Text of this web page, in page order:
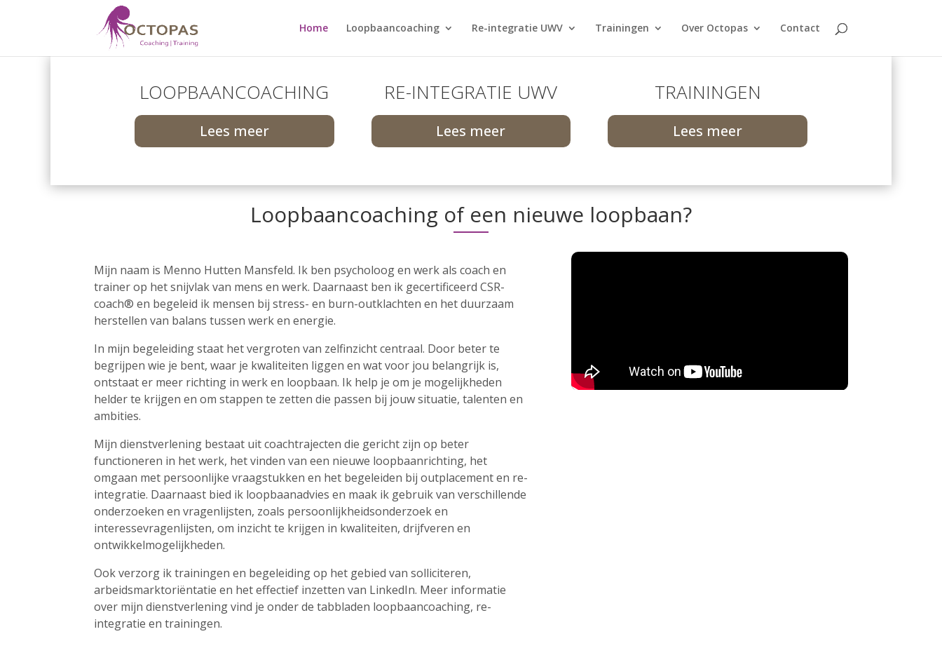
Home Loopbaancoaching Re-integratie UWV Trainingen Over Octopas Contact
LOOPBAANCOACHING RE-INTEGRATIE UWV TRAININGEN
Lees meer Lees meer Lees meer
Loopbaancoaching of een nieuwe loopbaan?
Mijn naam is Menno Hutten Mansfeld. Ik ben psycholoog en werk als coach en
trainer op het snijvlak van mens en werk. Daarnaast ben ik gecertificeerd CSR-
coach® en begeleid ik mensen bij stress- en burn-outklachten en het duurzaam
herstellen van balans tussen werk en energie.
In mijn begeleiding staat het vergroten van zelfinzicht centraal. Door beter te
begrijpen wie je bent, waar je kwaliteiten liggen en wat voor jou belangrijk is,
ontstaat er meer richting in werk en loopbaan. Ik help je om je mogelijkheden
helder te krijgen en om stappen te zetten die passen bij jouw situatie, talenten en
ambities.
Mijn dienstverlening bestaat uit coachtrajecten die gericht zijn op beter
functioneren in het werk, het vinden van een nieuwe loopbaanrichting, het
omgaan met persoonlijke vraagstukken en het begeleiden bij outplacement en re-
integratie. Daarnaast bied ik loopbaanadvies en maak ik gebruik van verschillende
onderzoeken en vragenlijsten, zoals persoonlijkheidsonderzoek en
interessevragenlijsten, om inzicht te krijgen in kwaliteiten, drijfveren en
ontwikkelmogelijkheden.
Ook verzorg ik trainingen en begeleiding op het gebied van solliciteren,
arbeidsmarktoriëntatie en het effectief inzetten van LinkedIn. Meer informatie
over mijn dienstverlening vind je onder de tabbladen loopbaancoaching, re-
integratie en trainingen.